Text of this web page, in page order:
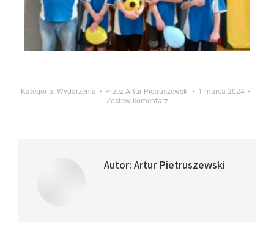
Kategoria: Wydarzenia Przez Artur Pietruszewski
1 marca 2024
Zostaw komentarz
Autor: Artur Pietruszewski